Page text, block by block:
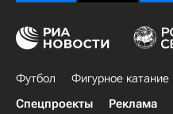
Футбол Фигурное катание
Спецпроекты
Реклама